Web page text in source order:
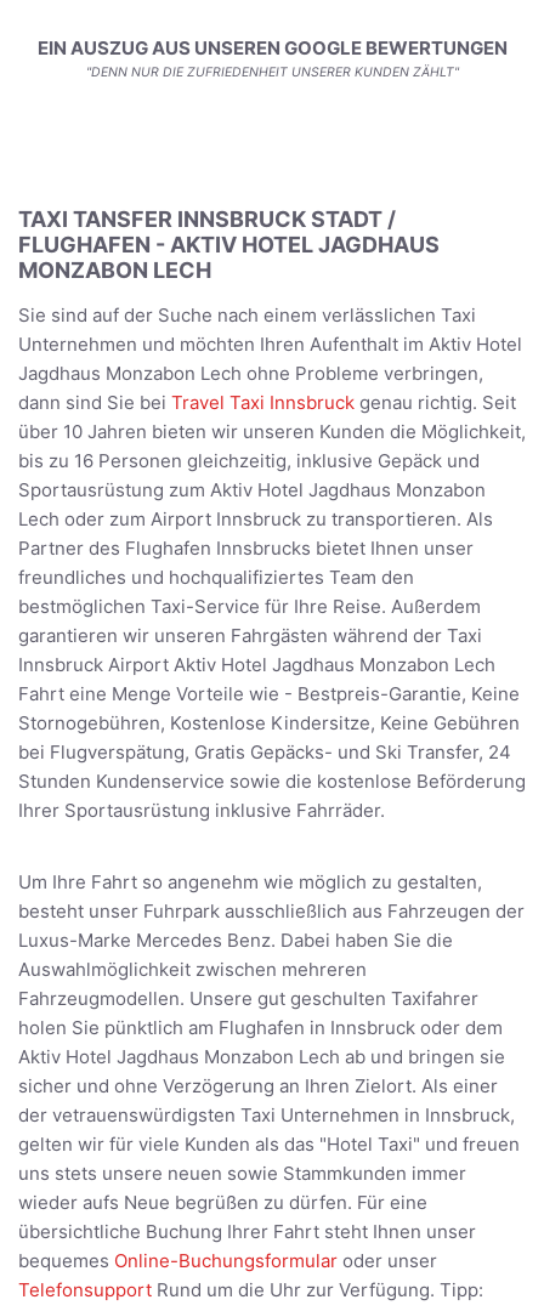
EIN AUSZUG AUS UNSEREN GOOGLE BEWERTUNGEN
"DENN NUR DIE ZUFRIEDENHEIT UNSERER KUNDEN ZÄHLT"
TAXI TANSFER INNSBRUCK STADT /
FLUGHAFEN - AKTIV HOTEL JAGDHAUS
MONZABON LECH
Sie sind auf der Suche nach einem verlässlichen Taxi
Unternehmen und möchten Ihren Aufenthalt im Aktiv Hotel
Jagdhaus Monzabon Lech ohne Probleme verbringen,
dann sind Sie bei Travel Taxi Innsbruck genau richtig. Seit
über 10 Jahren bieten wir unseren Kunden die Möglichkeit,
bis zu 16 Personen gleichzeitig, inklusive Gepäck und
Sportausrüstung zum Aktiv Hotel Jagdhaus Monzabon
Lech oder zum Airport Innsbruck zu transportieren. Als
Partner des Flughafen Innsbrucks bietet Ihnen unser
freundliches und hochqualifiziertes Team den
bestmöglichen Taxi-Service für Ihre Reise. Außerdem
garantieren wir unseren Fahrgästen während der Taxi
Innsbruck Airport Aktiv Hotel Jagdhaus Monzabon Lech
Fahrt eine Menge Vorteile wie - Bestpreis-Garantie, Keine
Stornogebühren, Kostenlose Kindersitze, Keine Gebühren
bei Flugverspätung, Gratis Gepäcks- und Ski Transfer, 24
Stunden Kundenservice sowie die kostenlose Beförderung
Ihrer Sportausrüstung inklusive Fahrräder.
Um Ihre Fahrt so angenehm wie möglich zu gestalten,
besteht unser Fuhrpark ausschließlich aus Fahrzeugen der
Luxus-Marke Mercedes Benz. Dabei haben Sie die
Auswahlmöglichkeit zwischen mehreren
Fahrzeugmodellen. Unsere gut geschulten Taxifahrer
holen Sie pünktlich am Flughafen in Innsbruck oder dem
Aktiv Hotel Jagdhaus Monzabon Lech ab und bringen sie
sicher und ohne Verzögerung an Ihren Zielort. Als einer
der vetrauenswürdigsten Taxi Unternehmen in Innsbruck,
gelten wir für viele Kunden als das "Hotel Taxi" und freuen
uns stets unsere neuen sowie Stammkunden immer
wieder aufs Neue begrüßen zu dürfen. Für eine
übersichtliche Buchung Ihrer Fahrt steht Ihnen unser
bequemes Online-Buchungsformular oder unser
Telefonsupport Rund um die Uhr zur Verfügung. Tipp: